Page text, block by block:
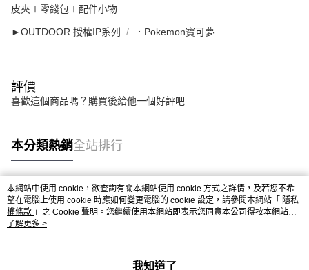
皮夾∣零錢包∣配件小物
►OUTDOOR 授權IP系列 ．Pokemon寶可夢
評價
喜歡這個商品嗎？購買後給他一個好評吧
本分類熱銷全站排行
熱門標籤
本網站中使用 cookie，欲查詢有關本網站使用 cookie 方式之詳情，及若您不希
望在電腦上使用 cookie 時應如何變更電腦的 cookie 設定，請參閱本網站「 隱私
權條款 」之 Cookie 聲明。您繼續使用本網站即表示您同意本公司得按本網站使
用條款之 Cookie 聲明使用 cookie。
了解更多 >
我知道了